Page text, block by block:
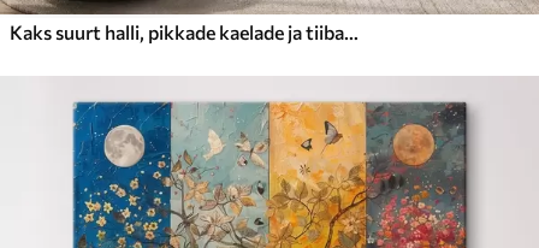
Kaks suurt halli, pikkade kaelade ja tiibadega kraanat, mis seisavad puudest ümbritsetud udujärves